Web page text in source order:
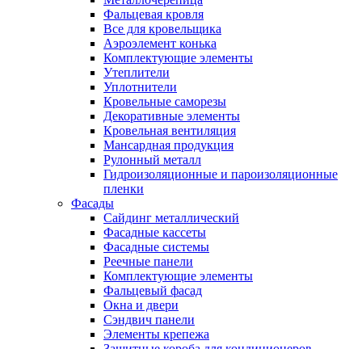
Фальцевая кровля
Все для кровельщика
Аэроэлемент конька
Комплектующие элементы
Утеплители
Уплотнители
Кровельные саморезы
Декоративные элементы
Кровельная вентиляция
Мансардная продукция
Рулонный металл
Гидроизоляционные и пароизоляционные
пленки
Фасады
Сайдинг металлический
Фасадные кассеты
Фасадные системы
Реечные панели
Комплектующие элементы
Фальцевый фасад
Окна и двери
Сэндвич панели
Элементы крепежа